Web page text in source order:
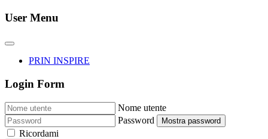
User Menu
PRIN INSPIRE
Login Form
Nome utente
Password
Mostra password
Ricordami